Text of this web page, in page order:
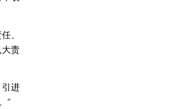
、
责
进
”